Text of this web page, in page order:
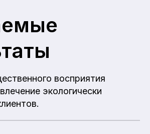
восприятия
экологически